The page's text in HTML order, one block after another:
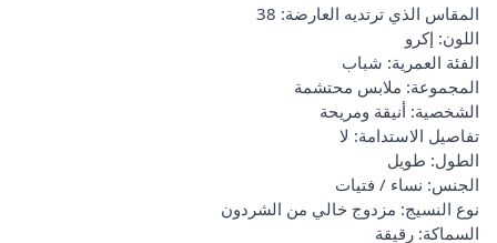
المقاس الذي ترتديه العارضة: 38
اللون: إكرو
الفئة العمرية: شباب
المجموعة: ملابس محتشمة
الشخصية: أنيقة ومريحة
تفاصيل الاستدامة: لا
الطول: طويل
الجنس: نساء / فتيات
نوع النسيج: مزدوج خالي من الشردون
السماكة: رقيقة